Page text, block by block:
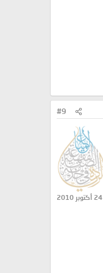
#9
24 أكتوبر 2010